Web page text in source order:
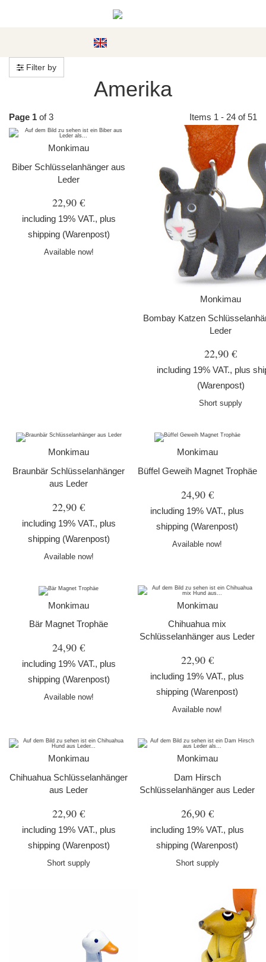
Filter by
Amerika
Page 1 of 3 Items 1 - 24 of 51
Monkimau
Biber Schlüsselanhänger aus
Leder
22,90 €
including 19% VAT., plus
shipping (Warenpost)
Available now!
Monkimau
Bombay Katzen
Leder
22,90 €
including 19% VAT., plus
(Warenpost)
Short supply
Monkimau
Braunbär Schlüsselanhänger
aus Leder
22,90 €
including 19% VAT., plus
shipping (Warenpost)
Available now!
Monkimau
Büffel Geweih Magnet Trophäe
24,90 €
including 19% VAT., plus
shipping (Warenpost)
Available now!
Monkimau
Bär Magnet Trophäe
24,90 €
including 19% VAT., plus
shipping (Warenpost)
Available now!
Monkimau
Chihuahua mix
Schlüsselanhänger aus Leder
22,90 €
including 19% VAT., plus
shipping (Warenpost)
Available now!
Monkimau
Chihuahua Schlüsselanhänger
aus Leder
22,90 €
including 19% VAT., plus
shipping (Warenpost)
Short supply
Monkimau
Dam Hirsch
Schlüsselanhänger aus Leder
26,90 €
including 19% VAT., plus
shipping (Warenpost)
Short supply